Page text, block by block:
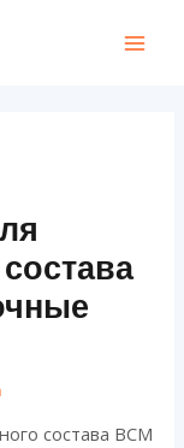
состава ВСМ